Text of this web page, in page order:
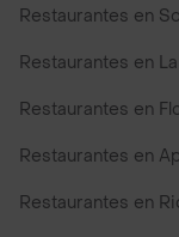
Restaurantes en
Restaurantes en
Restaurantes en
Restaurantes en
Restaurantes en